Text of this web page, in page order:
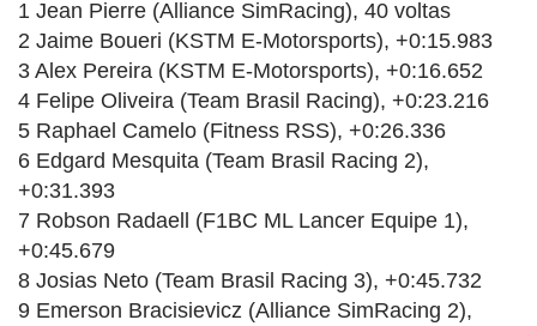
1 Jean Pierre (Alliance SimRacing), 40 voltas
2 Jaime Boueri (KSTM E-Motorsports), +0:15.983
3 Alex Pereira (KSTM E-Motorsports), +0:16.652
4 Felipe Oliveira (Team Brasil Racing), +0:23.216
5 Raphael Camelo (Fitness RSS), +0:26.336
6 Edgard Mesquita (Team Brasil Racing 2),
+0:31.393
7 Robson Radaell (F1BC ML Lancer Equipe 1),
+0:45.679
8 Josias Neto (Team Brasil Racing 3), +0:45.732
9 Emerson Bracisievicz (Alliance SimRacing 2),